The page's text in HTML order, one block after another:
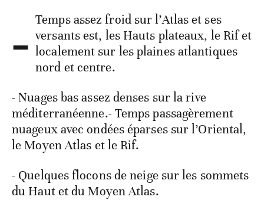
- Temps assez froid sur l’Atlas et ses
versants est, les Hauts plateaux, le Rif et
localement sur les plaines atlantiques
nord et centre.
- Nuages bas assez denses sur la rive
méditerranéenne.- Temps passagèrement
nuageux avec ondées éparses sur l’Oriental,
le Moyen Atlas et le Rif.
- Quelques flocons de neige sur les sommets
du Haut et du Moyen Atlas.